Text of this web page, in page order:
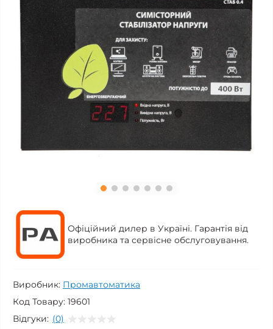
Офіційний дилер в Україні. Гарантія від
виробника та сервісне обслуговування.
Виробник: Промавтоматика
Код Товару: 19601
Відгуки: (0)